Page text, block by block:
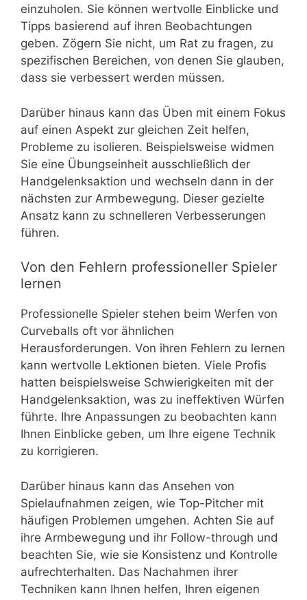
einzuholen. Sie können wertvolle Einblicke und
Tipps basierend auf ihren Beobachtungen
geben. Zögern Sie nicht, um Rat zu fragen, zu
spezifischen Bereichen, von denen Sie glauben,
dass sie verbessert werden müssen.
Darüber hinaus kann das Üben mit einem Fokus
auf einen Aspekt zur gleichen Zeit helfen,
Probleme zu isolieren. Beispielsweise widmen
Sie eine Übungseinheit ausschließlich der
Handgelenksaktion und wechseln dann in der
nächsten zur Armbewegung. Dieser gezielte
Ansatz kann zu schnelleren Verbesserungen
führen.
Von den Fehlern professioneller Spieler
lernen
Professionelle Spieler stehen beim Werfen von
Curveballs oft vor ähnlichen
Herausforderungen. Von ihren Fehlern zu lernen
kann wertvolle Lektionen bieten. Viele Profis
hatten beispielsweise Schwierigkeiten mit der
Handgelenksaktion, was zu ineffektiven Würfen
führte. Ihre Anpassungen zu beobachten kann
Ihnen Einblicke geben, um Ihre eigene Technik
zu korrigieren.
Darüber hinaus kann das Ansehen von
Spielaufnahmen zeigen, wie Top-Pitcher mit
häufigen Problemen umgehen. Achten Sie auf
ihre Armbewegung und ihr Follow-through und
beachten Sie, wie sie Konsistenz und Kontrolle
aufrechterhalten. Das Nachahmen ihrer
Techniken kann Ihnen helfen, Ihren eigenen